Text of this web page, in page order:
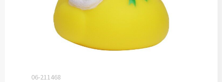
Oplaadkabels bedrukken
Telefoonhouders bedrukken
06-211468